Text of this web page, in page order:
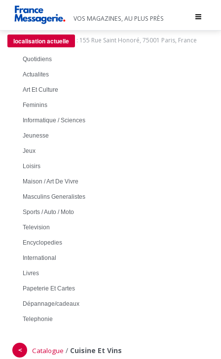
Toggle
VOS MAGAZINES, AU PLUS PRÈS
localisation actuelle : 155 Rue Saint Honoré, 75001 Paris, France
Quotidiens
Actualites
Art Et Culture
Feminins
Informatique / Sciences
Jeunesse
Jeux
Loisirs
Maison / Art De Vivre
Masculins Generalistes
Sports / Auto / Moto
Television
Encyclopedies
International
Livres
Papeterie Et Cartes
Dépannage/cadeaux
Telephonie
＜ Catalogue / Cuisine Et Vins